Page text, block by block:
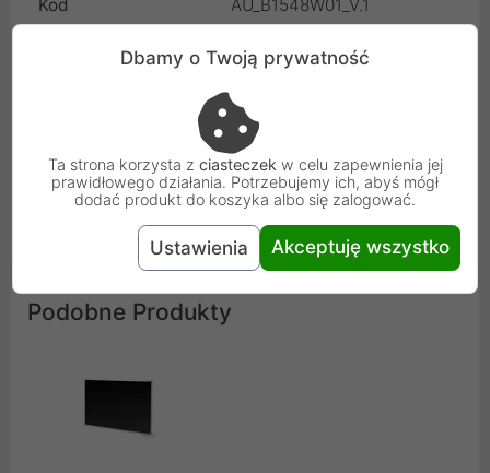
Kod AU_B1548W01_V.1
AU_B1548W01_V.1
12 miesięcy
Osoba odpowiedzialna i bezpieczeństwo
Uniwersalna informacja o bezpieczeństwie
Podobne Produkty
Dbamy o Twoją prywatność
Ta strona korzysta z ciasteczek w celu zapewnienia jej
prawidłowego działania. Potrzebujemy ich, abyś mógł
dodać produkt do koszyka albo się zalogować.
Ustawienia Akceptuję wszystko